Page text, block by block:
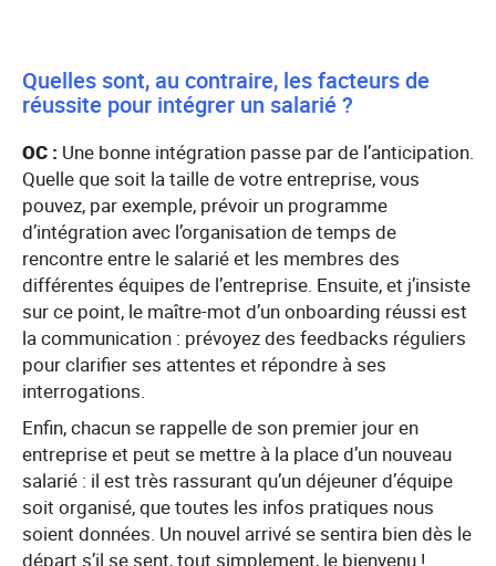
Quelles sont, au contraire, les facteurs de
réussite pour intégrer un salarié ?
OC : Une bonne intégration passe par de l’anticipation.
Quelle que soit la taille de votre entreprise, vous
pouvez, par exemple, prévoir un programme
d’intégration avec l’organisation de temps de
rencontre entre le salarié et les membres des
différentes équipes de l’entreprise. Ensuite, et j’insiste
sur ce point, le maître-mot d’un onboarding réussi est
la communication : prévoyez des feedbacks réguliers
pour clarifier ses attentes et répondre à ses
interrogations.
Enfin, chacun se rappelle de son premier jour en
entreprise et peut se mettre à la place d’un nouveau
salarié : il est très rassurant qu’un déjeuner d’équipe
soit organisé, que toutes les infos pratiques nous
soient données. Un nouvel arrivé se sentira bien dès le
départ s’il se sent, tout simplement, le bienvenu !